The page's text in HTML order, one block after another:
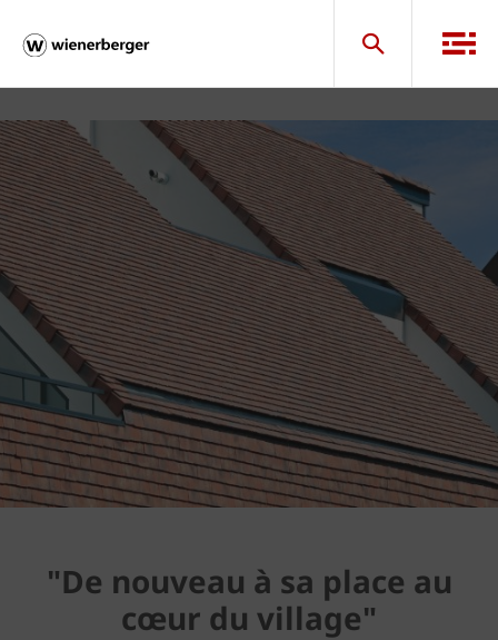
"De nouveau à sa place au
cœur du village"